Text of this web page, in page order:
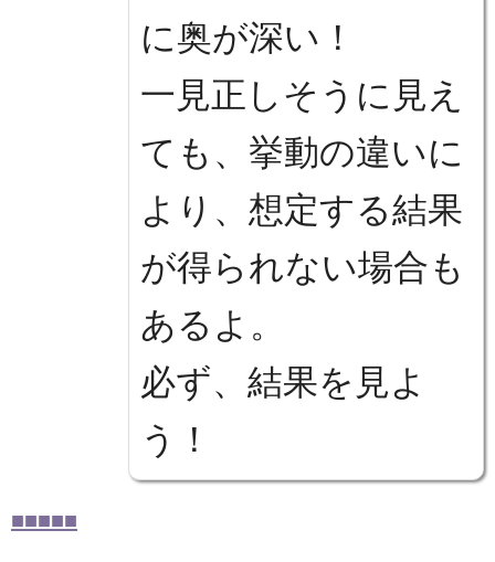
に奥が深い！
一見正しそうに見え
ても、挙動の違いに
より、想定する結果
が得られない場合も
あるよ。
必ず、結果を見よ
う！
■■■■■